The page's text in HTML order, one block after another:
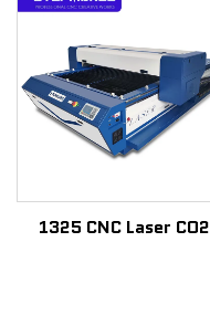
1325 CNC Laser CO2